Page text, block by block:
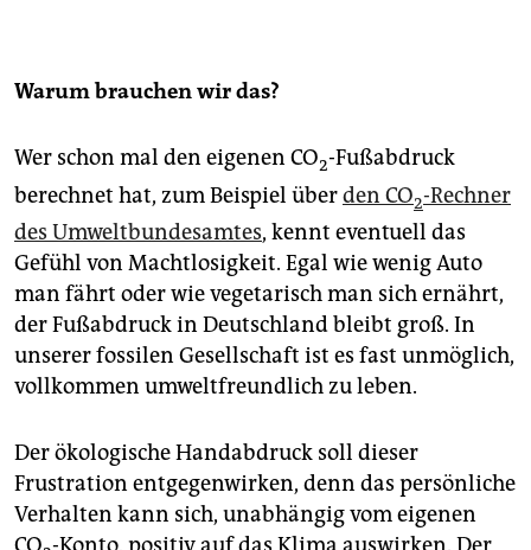
Warum brauchen wir das?
Wer schon mal den eigenen CO2-Fußabdruck
berechnet hat, zum Beispiel überden CO2-Rechner
des Umweltbundesamtes, kennt eventuell das
Gefühl von Machtlosigkeit. Egal wie wenig Auto
man fährt oder wie vegetarisch man sich ernährt,
der Fußabdruck in Deutschland bleibt groß. In
unserer fossilen Gesellschaft ist es fast unmöglich,
vollkommen umweltfreundlich zu leben.
Der ökologische Handabdruck soll dieser
Frustration entgegenwirken, denn das persönliche
Verhalten kann sich, unabhängig vom eigenen